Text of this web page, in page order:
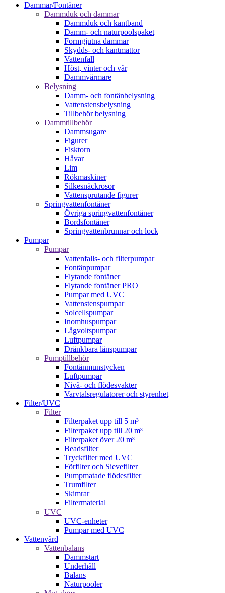
Dammar/Fontäner
Dammduk och dammar
Dammduk och kantband
Damm- och naturpoolspaket
Formgjutna dammar
Skydds- och kantmattor
Vattenfall
Höst, vinter och vår
Dammvärmare
Belysning
Damm- och fontänbelysning
Vattenstensbelysning
Tillbehör belysning
Dammtillbehör
Dammsugare
Figurer
Fisktorn
Håvar
Lim
Rökmaskiner
Silkesnäckrosor
Vattensprutande figurer
Springvattenfontäner
Övriga springvattenfontäner
Bordsfontäner
Springvattenbrunnar och lock
Pumpar
Pumpar
Vattenfalls- och filterpumpar
Fontänpumpar
Flytande fontäner
Flytande fontäner PRO
Pumpar med UVC
Vattenstenspumpar
Solcellspumpar
Inomhuspumpar
Lågvoltspumpar
Luftpumpar
Dränkbara länspumpar
Pumptillbehör
Fontänmunstycken
Luftpumpar
Nivå- och flödesvakter
Varvtalsregulatorer och styrenhet
Filter/UVC
Filter
Filterpaket upp till 5 m³
Filterpaket upp till 20 m³
Filterpaket över 20 m³
Beadsfilter
Tryckfilter med UVC
Förfilter och Sievefilter
Pumpmatade flödesfilter
Trumfilter
Skimrar
Filtermaterial
UVC
UVC-enheter
Pumpar med UVC
Vattenvård
Vattenbalans
Dammstart
Underhåll
Balans
Naturpooler